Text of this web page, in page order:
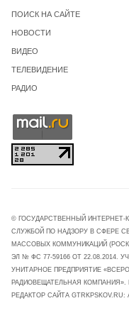
ПОИСК НА САЙТЕ
НОВОСТИ
ВИДЕО
ТЕЛЕВИДЕНИЕ
РАДИО
© ГОСУДАРСТВЕННЫЙ ИНТЕРНЕТ-
СЛУЖБОЙ ПО НАДЗОРУ В СФЕРЕ
МАССОВЫХ КОММУНИКАЦИЙ
ЭЛ № ФС 77-59166 ОТ 22.08.2014.
УНИТАРНОЕ ПРЕДПРИЯТИЕ
РАДИОВЕЩАТЕЛЬНАЯ КОМПАНИЯ».
РЕДАКТОР САЙТА